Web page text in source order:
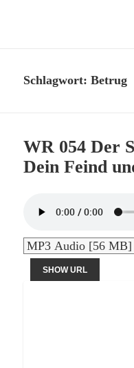
Die Werder
Schlagwort:Betrug
WR 054 Der
Dein Feind
SHOW URL